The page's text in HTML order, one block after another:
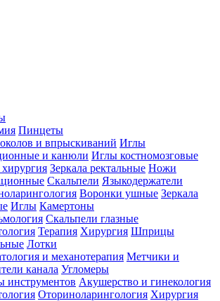
Пинцеты
и впрыскиваний Иглы
и канюли Иглы костномозговые
Зеркала ректальные Ножи
Скальпели Языкодержатели
Воронки ушные Зеркала
Иглы Камертоны
Скальпели глазные
Терапия Хирургия Шприцы
Лотки
и механотерапия Метчики и
канала Угломеры
инструментов Акушерство и гинекология
Оториноларингология Хирургия